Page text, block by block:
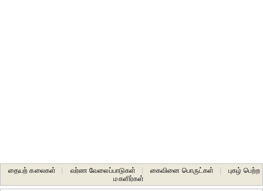
தையற் கலைகள் வர்ண வேலைப்பாடுகள் கைவினை பொருட்கள்
புகழ் பெற்ற
மகளிர்கள்